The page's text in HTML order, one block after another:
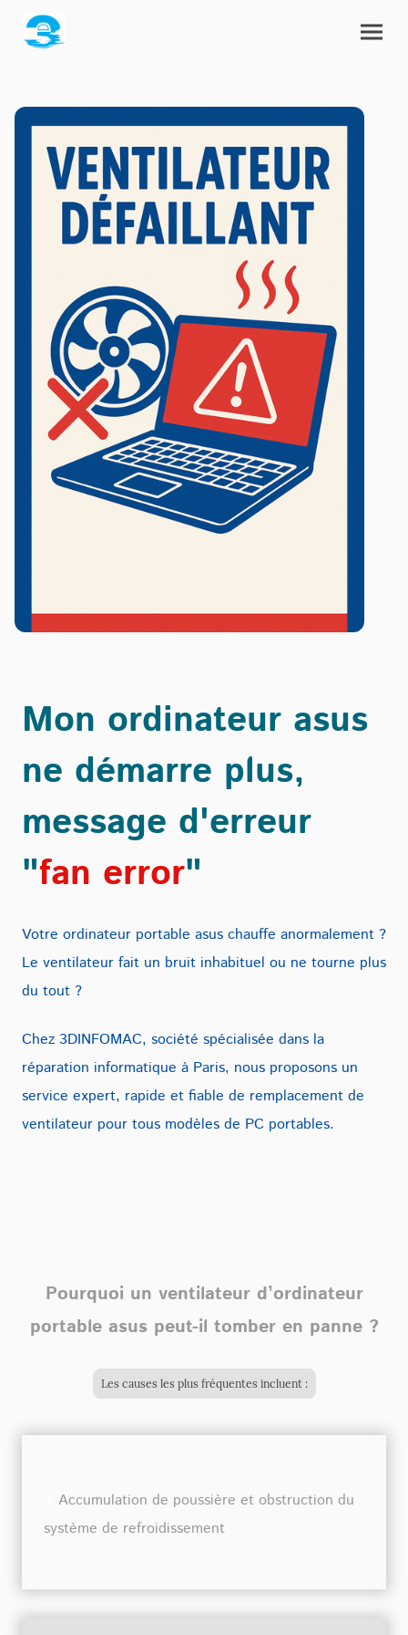
Mon ordinateur asus
ne démarre plus,
message d'erreur
"fan error"
Votre ordinateur portable asus chauffe anormalement ?
Le ventilateur fait un bruit inhabituel ou ne tourne plus
du tout ?
Chez 3DINFOMAC, société spécialisée dans la
réparation informatique à Paris, nous proposons un
service expert, rapide et fiable de remplacement de
ventilateur pour tous modèles de PC portables.
Pourquoi un ventilateur d’ordinateur
portable asus peut-il tomber en panne ?
Les causes les plus fréquentes incluent :
Accumulation de poussière et obstruction du
système de refroidissement